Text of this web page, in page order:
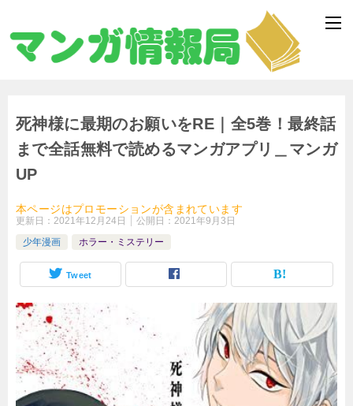
死神様に最期のお願いをRE｜全5巻！最終話
まで全話無料で読めるマンガアプリ＿マンガ
UP
本ページはプロモーションが含まれています
更新日： 2021年12月24日 公開日： 2021年9月3日
少年漫画
ホラー・ミステリー
Tweet